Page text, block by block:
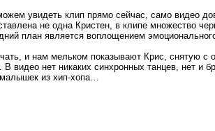
увидеть клип прямо сейчас, само видео
не одна Кристен, в клипе множество
план является воплощением
и нам мельком показывают Крис, снятую с
В видео нет никаких синхронных танцев, нет и